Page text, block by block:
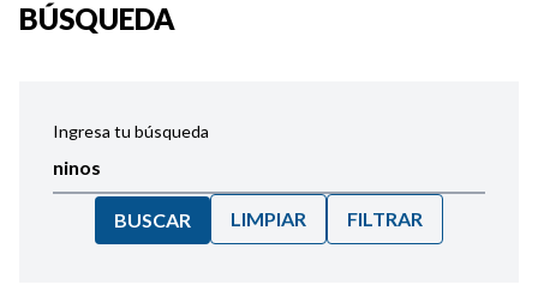
BÚSQUEDA
Ingresa tu búsqueda
BUSCAR LIMPIAR FILTRAR